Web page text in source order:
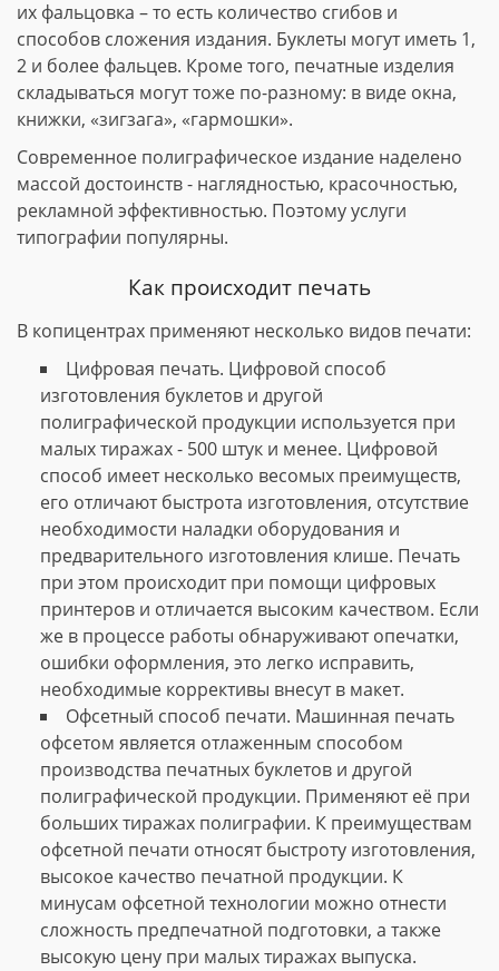
их фальцовка – то есть количество сгибов и
способов сложения издания. Буклеты могут иметь 1,
2 и более фальцев. Кроме того, печатные изделия
складываться могут тоже по-разному: в виде окна,
книжки, «зигзага», «гармошки».
Современное полиграфическое издание наделено
массой достоинств - наглядностью, красочностью,
рекламной эффективностью. Поэтому услуги
типографии популярны.
Как происходит печать
В копицентрах применяют несколько видов печати:
Цифровая печать. Цифровой способ
изготовления буклетов и другой
полиграфической продукции используется при
малых тиражах - 500 штук и менее. Цифровой
способ имеет несколько весомых преимуществ,
его отличают быстрота изготовления, отсутствие
необходимости наладки оборудования и
предварительного изготовления клише. Печать
при этом происходит при помощи цифровых
принтеров и отличается высоким качеством. Если
же в процессе работы обнаруживают опечатки,
ошибки оформления, это легко исправить,
необходимые коррективы внесут в макет.
Офсетный способ печати. Машинная печать
офсетом является отлаженным способом
производства печатных буклетов и другой
полиграфической продукции. Применяют её при
больших тиражах полиграфии. К преимуществам
офсетной печати относят быстроту изготовления,
высокое качество печатной продукции. К
минусам офсетной технологии можно отнести
сложность предпечатной подготовки, а также
высокую цену при малых тиражах выпуска.